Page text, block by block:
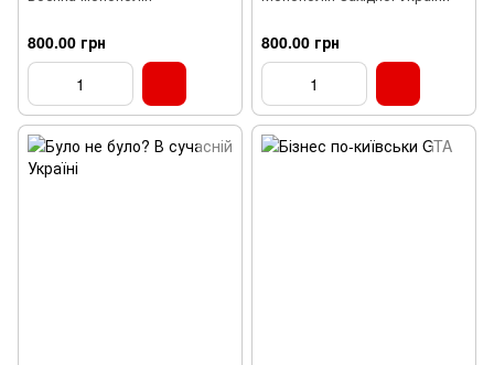
800.00 грн 800.00 грн